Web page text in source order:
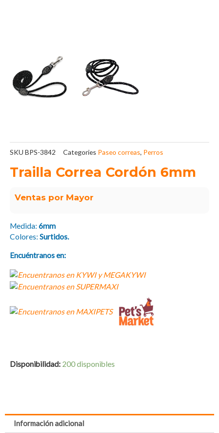
SKU BPS-3842 Categories Paseo correas, Perros
Trailla Correa Cordón 6mm
Ventas por Mayor
Medida: 6mm
Colores: Surtidos.
Encuéntranos en:
Disponibilidad: 200 disponibles
Información adicional